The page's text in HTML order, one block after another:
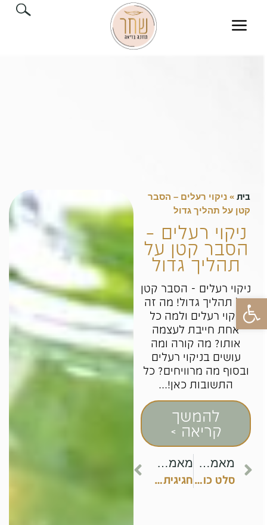
פתח סרגל נגישות
בית »ניקוי רעלים – הסבר
קטן על תהליך גדול
ניקוי רעלים –
הסבר קטן על
תהליך גדול
ניקוי רעלים - הסבר קטן
על תהליך גדול! מה זה
ניקוי רעלים ולמה כל
אחת חייבת לעצמה
אותו? מה קורה ומה
עושים בניקוי רעלים
ובסוף מה מרוויחים? כל
התשובות כאן!...
להמשך
קריאה >
מאמר קודם
סלט כוסמת ירוקה עם ירקות
מאמר הבא
חגיגית ושמחה – הכנות לפסח ברוח בריאה!